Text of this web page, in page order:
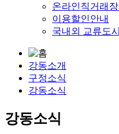
온라인직거래장
이용할인안내
국내외 교류도
강동소개
구정소식
강동소식
강동소식